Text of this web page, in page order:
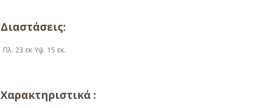
Διαστάσεις:
Πλ. 23 εκ Υψ. 15 εκ.
Χαρακτηριστικά :